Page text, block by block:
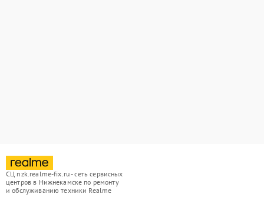
СЦ nzk.realme-fix.ru - сеть сервисных
центров в Нижнекамске по ремонту
и обслуживанию техники Realme